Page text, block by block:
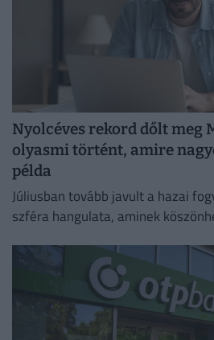
Nyolcéves rekord dőlt meg
olyasmi történt, amire
példa
Júliusban tovább javult a hazai
szféra hangulata, aminek